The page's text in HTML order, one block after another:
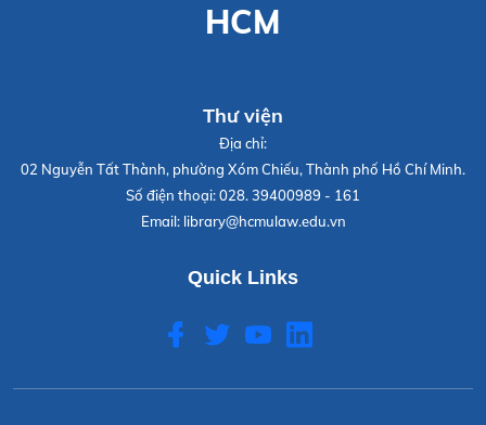
HCM
Thư viện
Địa chỉ:
02 Nguyễn Tất Thành, phường Xóm Chiếu, Thành phố Hồ Chí Minh.
Số điện thoại:028. 39400989 - 161
Email: library@hcmulaw.edu.vn
Quick Links